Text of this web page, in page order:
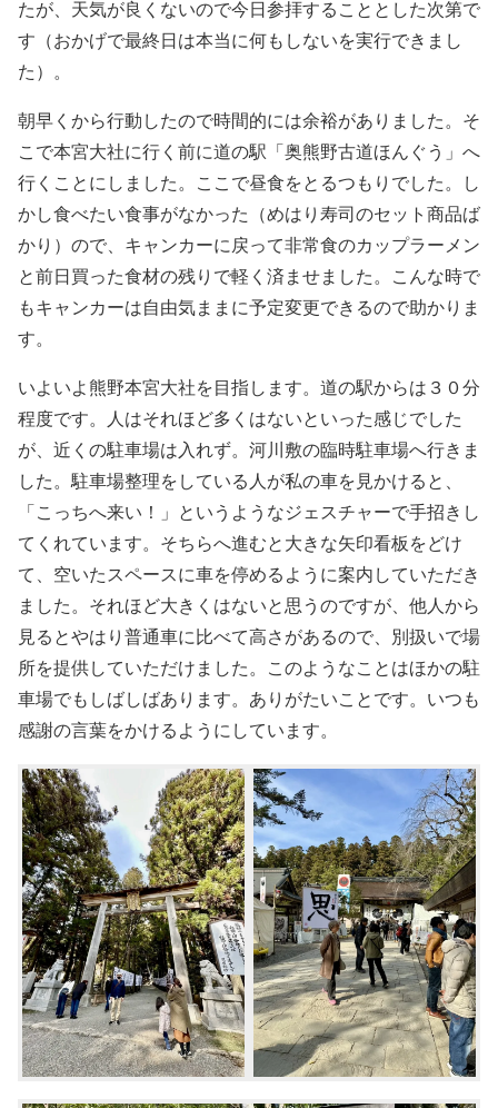
たが、天気が良くないので今日参拝することとした次第で
す（おかげで最終日は本当に何もしないを実行できまし
た）。
朝早くから行動したので時間的には余裕がありました。そ
こで本宮大社に行く前に道の駅「奥熊野古道ほんぐう」へ
行くことにしました。ここで昼食をとるつもりでした。し
かし食べたい食事がなかった（めはり寿司のセット商品ば
かり）ので、キャンカーに戻って非常食のカップラーメン
と前日買った食材の残りで軽く済ませました。こんな時で
もキャンカーは自由気ままに予定変更できるので助かりま
す。
いよいよ熊野本宮大社を目指します。道の駅からは３０分
程度です。人はそれほど多くはないといった感じでした
が、近くの駐車場は入れず。河川敷の臨時駐車場へ行きま
した。駐車場整理をしている人が私の車を見かけると、
「こっちへ来い！」というようなジェスチャーで手招きし
てくれています。そちらへ進むと大きな矢印看板をどけ
て、空いたスペースに車を停めるように案内していただき
ました。それほど大きくはないと思うのですが、他人から
見るとやはり普通車に比べて高さがあるので、別扱いで場
所を提供していただけました。このようなことはほかの駐
車場でもしばしばあります。ありがたいことです。いつも
感謝の言葉をかけるようにしています。